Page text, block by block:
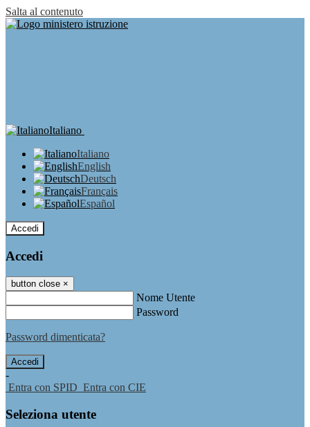
Salta al contenuto
Italiano
Italiano
English
Deutsch
Français
Español
Accedi
Accedi
button close ×
Nome Utente
Password
Password dimenticata?
-
Entra con SPID Entra con CIE
Seleziona utente